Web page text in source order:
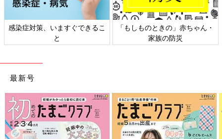
日本外来小児科学会リーフレッ
ト検討会
六星占術 細木かおりさんの人生
相談
最新号